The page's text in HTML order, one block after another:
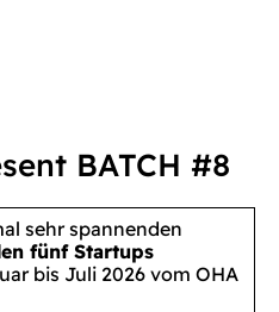
BATCH #8
sehr spannenden
fünf Startups
bis Juli 2026 vom OHA